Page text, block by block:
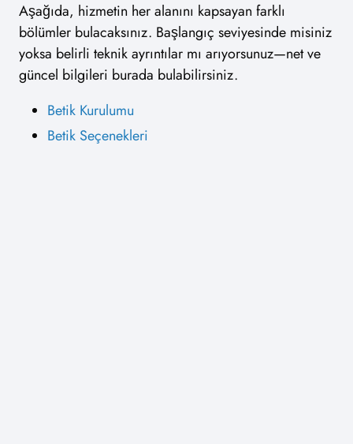
Aşağıda, hizmetin her alanını kapsayan farklı
bölümler bulacaksınız. Başlangıç seviyesinde misiniz
yoksa belirli teknik ayrıntılar mı arıyorsunuz—net ve
güncel bilgileri burada bulabilirsiniz.
Betik Kurulumu
Betik Seçenekleri